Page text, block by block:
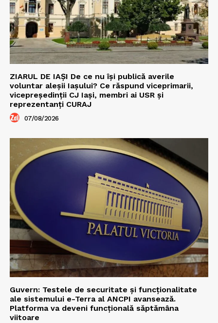
ZIARUL DE IAȘI De ce nu își publică averile
voluntar aleșii Iașului? Ce răspund viceprimarii,
vicepreședinții CJ Iași, membri ai USR și
reprezentanți CURAJ
07/08/2026
Guvern: Testele de securitate și funcționalitate
ale sistemului e-Terra al ANCPI avansează.
Platforma va deveni funcțională săptămâna
viitoare